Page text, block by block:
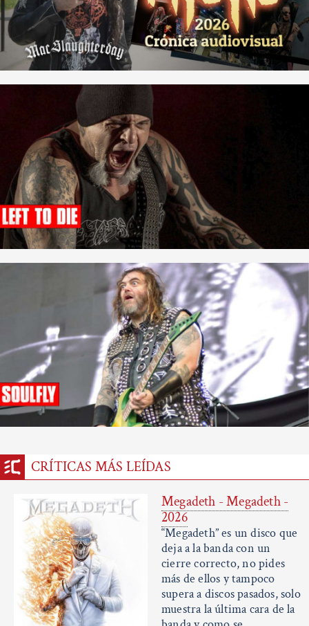
CRÍTICAS MÁS LEÍDAS
Megadeth - Megadeth -
2026
“Megadeth” es un disco que
deja a la banda con un
cierre correcto, no pides
más de ellos y tampoco
supera a discos pasados, solo
muestra la última cara de la